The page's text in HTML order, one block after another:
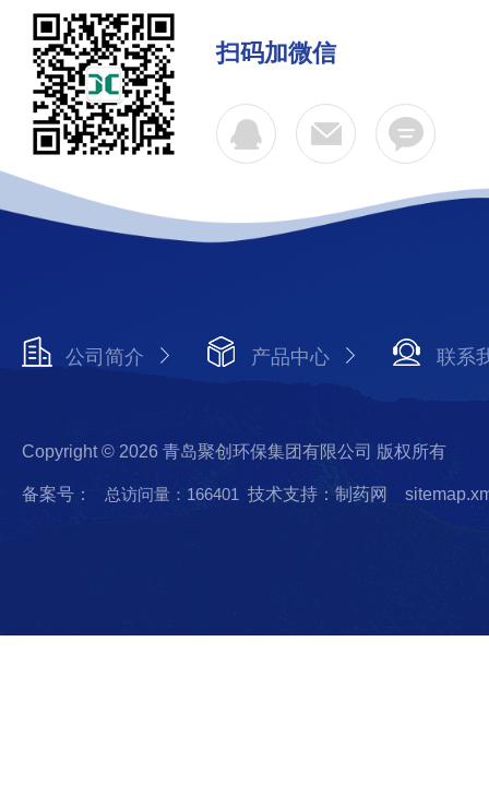
扫码加微信
公司简介 产品中心 联系
Copyright © 2026 青岛聚创环保集团有限公司 版权所有
备案号： 总访问量：166401 技术支持：制药网